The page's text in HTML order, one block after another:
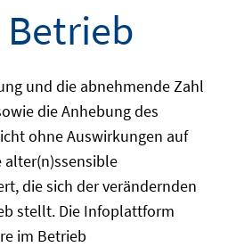
und die abnehmende Zahl
die Anhebung des
ohne Auswirkungen auf
alter(n)ssensible
die sich der verändernden
stellt. Die Infoplattform
im Betrieb